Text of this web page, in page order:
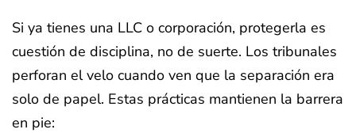
Si ya tienes una LLC o corporación, protegerla es
cuestión de disciplina, no de suerte. Los tribunales
perforan el velo cuando ven que la separación era
solo de papel. Estas prácticas mantienen la barrera
en pie: